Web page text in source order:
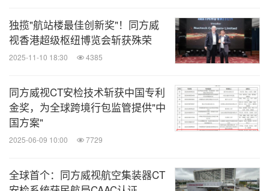
关键词：航空货运 电脑硬件 电脑/电子
高科技安全
铁路和联合运输
公路货运
分享到：
独揽"航站楼最佳创新奖"！同方威
视香港超级枢纽博览会斩获殊荣
2025-11-10 18:30 4385
同方威视CT安检技术斩获中国专利
金奖，为全球跨境行包监管提供"中
国方案"
2025-06-09 10:00 7729
全球首个：同方威视航空集装器CT